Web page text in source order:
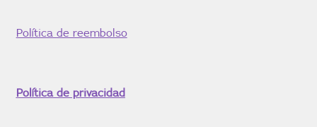
Política de reembolso
Política de privacidad